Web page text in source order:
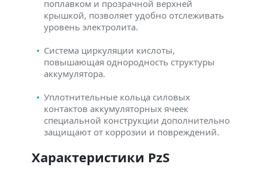
поплавком и прозрачной верхней
крышкой, позволяет удобно отслеживать
уровень электролита.
Система циркуляции кислоты,
повышающая однородность структуры
аккумулятора.
Уплотнительные кольца силовых
контактов аккумуляторных ячеек
специальной конструкции дополнительно
защищают от коррозии и повреждений.
Характеристики PzS